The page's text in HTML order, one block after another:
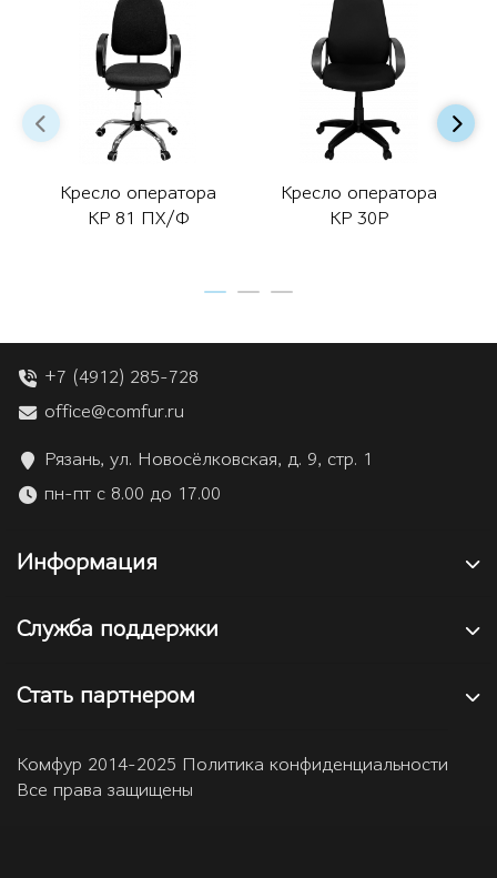
Кресло оператора
КР 81 ПХ/Ф
Кресло оператора
КР 30Р
+7 (4912) 285-728
office@comfur.ru
Рязань, ул. Новосёлковская, д. 9, стр. 1
пн-пт с 8.00 до 17.00
Информация
Служба поддержки
Стать партнером
Комфур 2014-2025 Политика конфиденциальности
Все права защищены